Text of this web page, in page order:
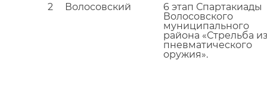
2 Волосовский
6 этап Спартакиады
Волосовского
муниципального
района «Стрельба
пневматического
оружия».